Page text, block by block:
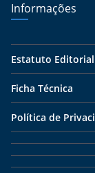
Informações
Estatuto Editorial
Ficha Técnica
Política de